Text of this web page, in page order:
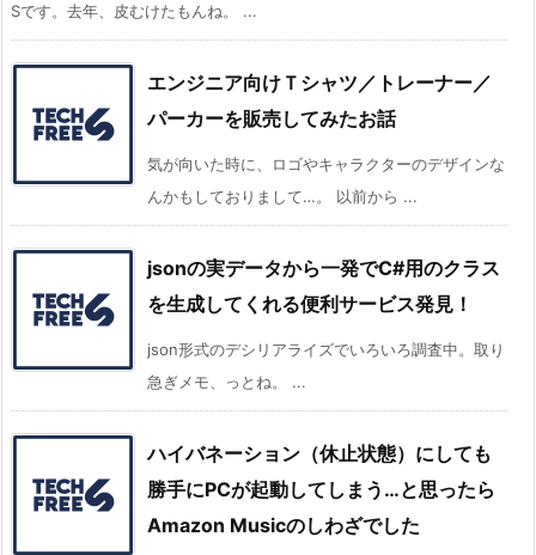
Sです。去年、皮むけたもんね。 ...
エンジニア向けＴシャツ／トレーナー／
パーカーを販売してみたお話
気が向いた時に、ロゴやキャラクターのデザインな
んかもしておりまして…。 以前から ...
jsonの実データから一発でC#用のクラス
を生成してくれる便利サービス発見！
json形式のデシリアライズでいろいろ調査中。取り
急ぎメモ、っとね。 ...
ハイバネーション（休止状態）にしても
勝手にPCが起動してしまう…と思ったら
Amazon Musicのしわざでした